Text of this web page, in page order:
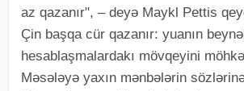
az qazanır", – deyə Maykl Pettis
Çin başqa cür qazanır: yuanın
hesablaşmalardakı mövqeyini
Məsələyə yaxın mənbələrin